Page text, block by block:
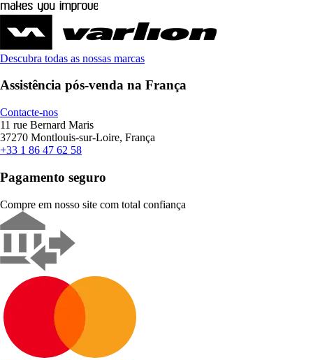
Descubra todas as nossas marcas
Assistência pós-venda na França
Contacte-nos
11 rue Bernard Maris
37270 Montlouis-sur-Loire, França
+33 1 86 47 62 58
Pagamento seguro
Compre em nosso site com total confiança